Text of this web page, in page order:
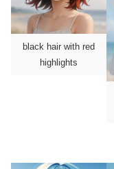
black hair with red
highlights